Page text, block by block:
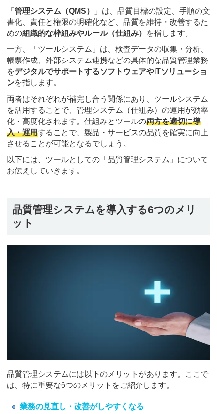
「 管理システム（QMS）
」は、品質目標の設定、手順の文
書化、責任と権限の明確化など、品質を維持・改善するた
めの組織的な枠組みやルール（仕組み）
を指します。
一方、「ツールシステム」は、検査データの収集・分析、
帳票作成、外部システム連携などの具体的な品質管理業務
をデジタルでサポートするソフトウェアやITソリューショ
ンを指します。
両者はそれぞれが補完し合う関係にあり、ツールシステム
を活用することで、管理システム（仕組み）の運用が効率
化・高度化されます。仕組みとツールの両方を適切に導
入・運用することで、製品・サービスの品質を確実に向上
させることが可能となるでしょう。
以下には、ツールとしての「品質管理システム」について
お伝えしていきます。
品質管理システムを導入する6つのメリ
ット
品質管理システムには以下のメリットがあります。ここで
は、特に重要な6つのメリットをご紹介します。
業務の見直し・改善がしやすくなる